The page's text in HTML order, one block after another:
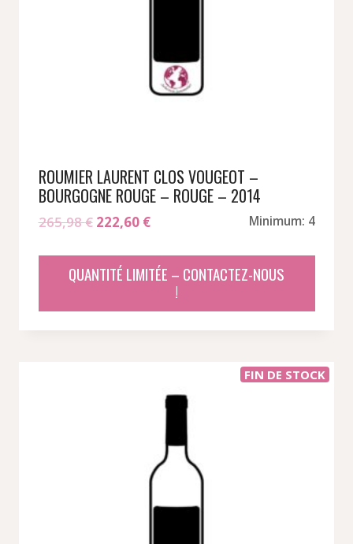
ROUMIER LAURENT CLOS VOUGEOT –
BOURGOGNE ROUGE – ROUGE – 2014
265,98€ Le
initial
était :
222,60 €Le
actuel
est :
Minimum: 4
QUANTITÉ LIMITÉE – CONTACTEZ-NOUS
!
FIN DE STOCK